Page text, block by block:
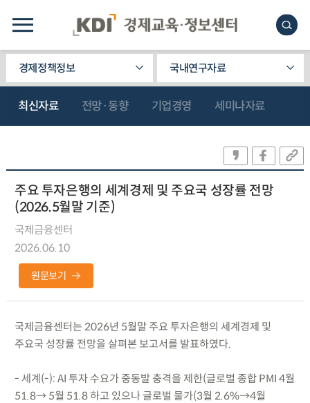
경제정책정보 국내연구자료
최신자료 전망·동향 기업경영 세미나자료
주요 투자은행의 세계경제 및 주요국 성장률 전망
(2026.5월말 기준)
국제금융센터
2026.06.10
원문보기
국제금융센터는 2026년 5월말 주요 투자은행의 세계경제 및
주요국 성장률 전망을 살펴본 보고서를 발표하였다.
- 세계(-): AI 투자 수요가 중동발 충격을 제한(글로벌 종합 PMI 4월
51.8→ 5월 51.8 하고 있으나 글로벌 물가(3월 2.6%→4월